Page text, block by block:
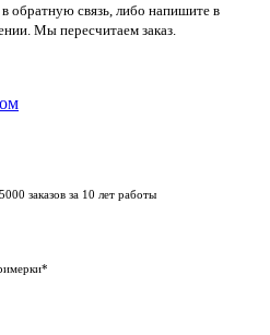
обратную связь, либо напишите в
Мы пересчитаем заказ.
заказов за 10 лет работы